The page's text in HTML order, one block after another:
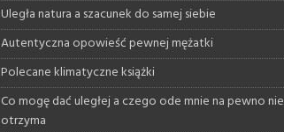
Uległa natura a szacunek do samej siebie
Autentyczna opowieść pewnej mężatki
Polecane klimatyczne książki
Co mogę dać uległej a czego ode mnie na pewno nie
otrzyma